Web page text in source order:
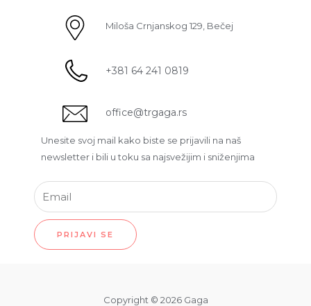
Miloša Crnjanskog 129, Bečej
+381 64 241 0819
office@trgaga.rs
Unesite svoj mail kako biste se prijavili na naš
newsletter i bili u toku sa najsvežijim i sniženjima
PRIJAVI SE
Copyright © 2026 Gaga